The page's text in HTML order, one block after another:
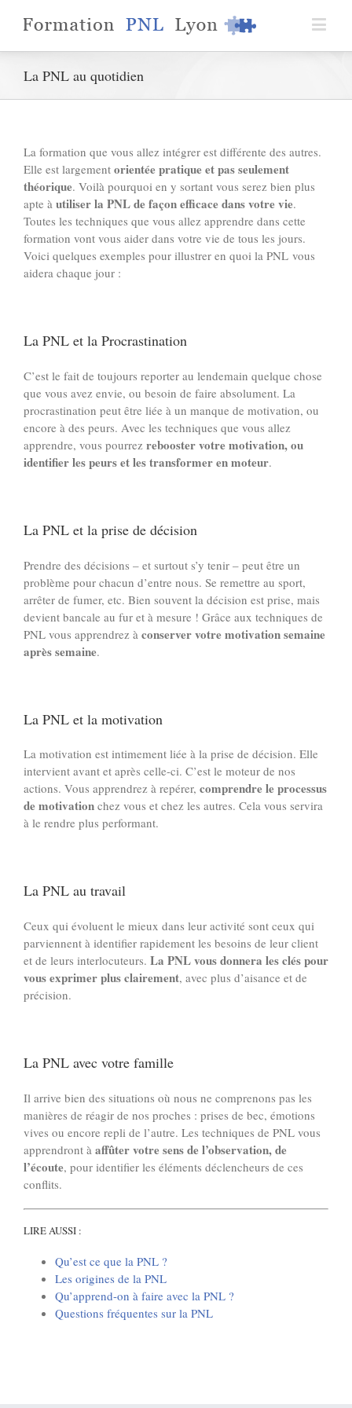
La PNL au quotidien
La formation que vous allez intégrer est différente des autres.
Elle est largement orientée pratique et pas seulement
théorique. Voilà pourquoi en y sortant vous serez bien plus
apte à utiliser la PNL de façon efficace dans votre vie.
Toutes les techniques que vous allez apprendre dans cette
formation vont vous aider dans votre vie de tous les jours.
Voici quelques exemples pour illustrer en quoi la PNL vous
aidera chaque jour :
La PNL et la Procrastination
C’est le fait de toujours reporter au lendemain quelque chose
que vous avez envie, ou besoin de faire absolument. La
procrastination peut être liée à un manque de motivation, ou
encore à des peurs. Avec les techniques que vous allez
apprendre, vous pourrez rebooster votre motivation, ou
identifier les peurs et les transformer en moteur.
La PNL et la prise de décision
Prendre des décisions – et surtout s’y tenir – peut être un
problème pour chacun d’entre nous. Se remettre au sport,
arrêter de fumer, etc. Bien souvent la décision est prise, mais
devient bancale au fur et à mesure ! Grâce aux techniques de
PNL vous apprendrez à conserver votre motivation semaine
après semaine.
La PNL et la motivation
La motivation est intimement liée à la prise de décision. Elle
intervient avant et après celle-ci. C’est le moteur de nos
actions. Vous apprendrez à repérer, comprendre le processus
de motivation chez vous et chez les autres. Cela vous servira
à le rendre plus performant.
La PNL au travail
Ceux qui évoluent le mieux dans leur activité sont ceux qui
parviennent à identifier rapidement les besoins de leur client
et de leurs interlocuteurs. La PNL vous donnera les clés pour
vous exprimer plus clairement, avec plus d’aisance et de
précision.
La PNL avec votre famille
Il arrive bien des situations où nous ne comprenons pas les
manières de réagir de nos proches : prises de bec, émotions
vives ou encore repli de l’autre. Les techniques de PNL vous
apprendront à affûter votre sens de l’observation, de
l’écoute, pour identifier les éléments déclencheurs de ces
conflits.
LIRE AUSSI :
Qu’est ce que la PNL ?
Les origines de la PNL
Qu’apprend-on à faire avec la PNL ?
Questions fréquentes sur la PNL